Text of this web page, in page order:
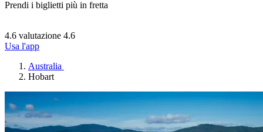
Prendi i biglietti più in fretta
4.6 valutazione 4.6
Usa l'app
Australia
Hobart